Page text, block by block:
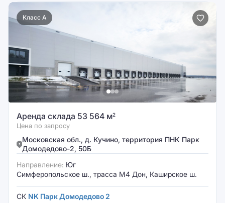
Класс A
Аренда склада 53 564 м2
Цена по запросу
Московская обл., д. Кучино, территория ПНК Парк
Домодедово-2, 50Б
Направление: Юг
Симферопольское ш., трасса М4 Дон, Каширское ш.
СК NK Парк Домодедово 2